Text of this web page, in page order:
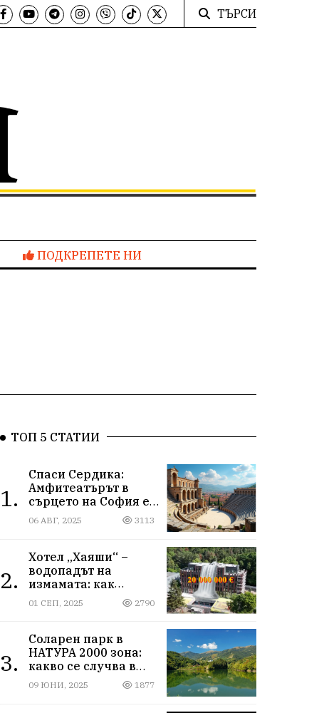
ТЪРСИ
ПОДКРЕПЕТЕ НИ
ТОП 5 СТАТИИ
1.
Спаси Сердика:
Амфитеатърът в
сърцето на София е
на ръба да изчезне
06 АВГ, 2025 3113
2.
Хотел „Хаяши“ –
водопадът на
измамата: как
държавна заплата
ражда империя за
01 СЕП, 2025 2790
3.
Соларен парк в
НАТУРА 2000 зона:
какво се случва в
Мартиново?
09 ЮНИ, 2025 1877